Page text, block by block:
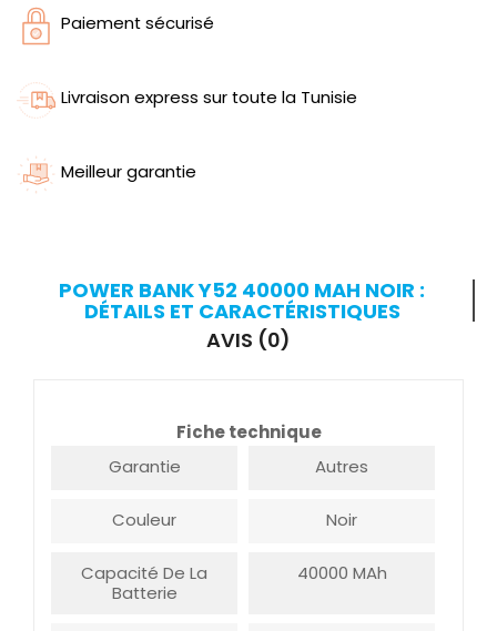
Paiement sécurisé
Livraison express sur toute la Tunisie
Meilleur garantie
POWER BANK Y52 40000 MAH NOIR :
DÉTAILS ET CARACTÉRISTIQUES
AVIS (0)
Fiche technique
Garantie
Autres
Couleur Noir
Capacité De La
Batterie
40000 MAh